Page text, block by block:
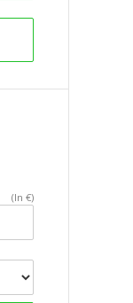
(In €)